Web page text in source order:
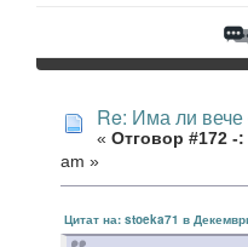
Re: Има ли
« Отговор #172 -:
am »
Цитат на: stoeka71 в